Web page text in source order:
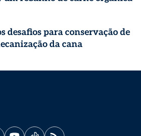
desafios para conservação de
da cana